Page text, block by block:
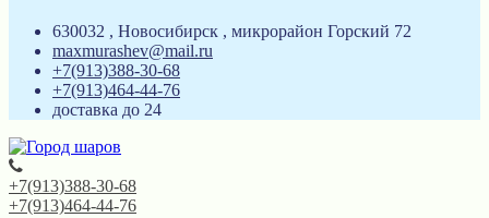
630032 , Новосибирск , микрорайон Горский 72
maxmurashev@mail.ru
+7(913)388-30-68
+7(913)464-44-76
доставка до 24
+7(913)388-30-68
+7(913)464-44-76